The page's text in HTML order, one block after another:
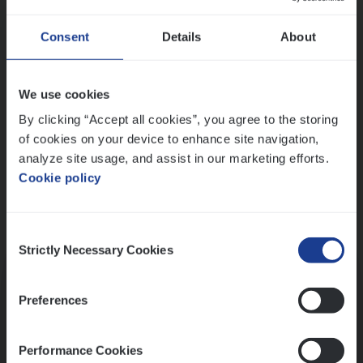
Consent Details About
We use cookies
By clicking “Accept all cookies”, you agree to the storing
of cookies on your device to enhance site navigation,
analyze site usage, and assist in our marketing efforts.
Cookie policy
Selection
Strictly Necessary Cookies
Preferences
Performance Cookies
Ons sollicitatieproces